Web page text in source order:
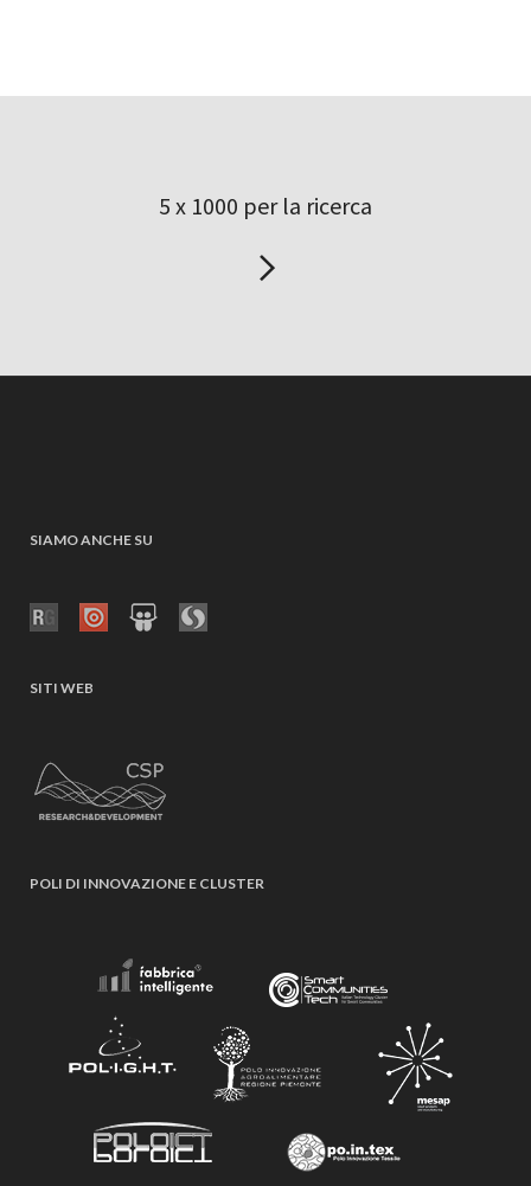
5 x 1000 per la ricerca
SIAMO ANCHE SU
SITI WEB
POLI DI INNOVAZIONE E CLUSTER